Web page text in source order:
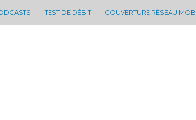
TEST DE DÉBIT COUVERTURE RÉSEAU